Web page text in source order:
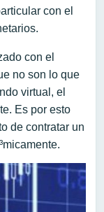
con el
con el
no son lo que
virtual, el
Es por esto
de contratar un